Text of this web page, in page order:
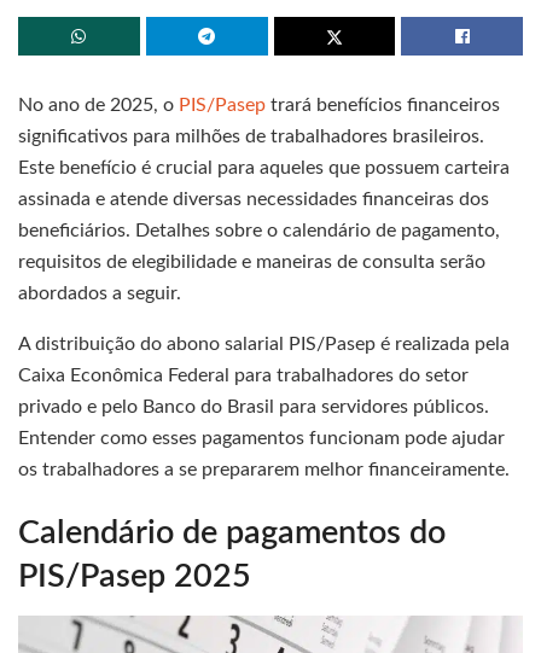
No ano de 2025, o PIS/Pasep trará benefícios financeiros
significativos para milhões de trabalhadores brasileiros.
Este benefício é crucial para aqueles que possuem carteira
assinada e atende diversas necessidades financeiras dos
beneficiários. Detalhes sobre o calendário de pagamento,
requisitos de elegibilidade e maneiras de consulta serão
abordados a seguir.
A distribuição do abono salarial PIS/Pasep é realizada pela
Caixa Econômica Federal para trabalhadores do setor
privado e pelo Banco do Brasil para servidores públicos.
Entender como esses pagamentos funcionam pode ajudar
os trabalhadores a se prepararem melhor financeiramente.
Calendário de pagamentos do
PIS/Pasep 2025